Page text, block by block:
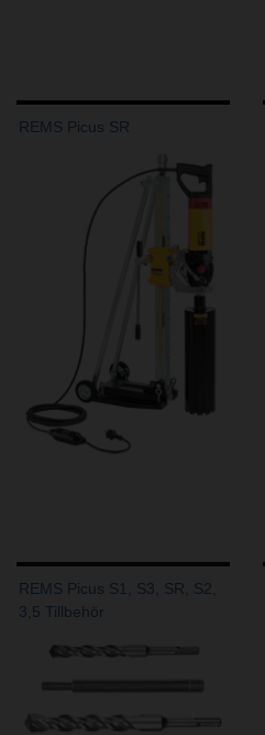
REMS Picus SR
REMS Picus S1, S3, SR, S2,
3,5 Tillbehör